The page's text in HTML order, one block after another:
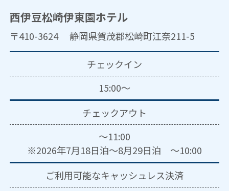
西伊豆松崎伊東園ホテル
〒410-3624 静岡県賀茂郡松崎町江奈211-5
チェックイン
15:00～
チェックアウト
～11:00
※2026年7月18日泊～8月29日泊 ～10:00
ご利用可能なキャッシュレス決済